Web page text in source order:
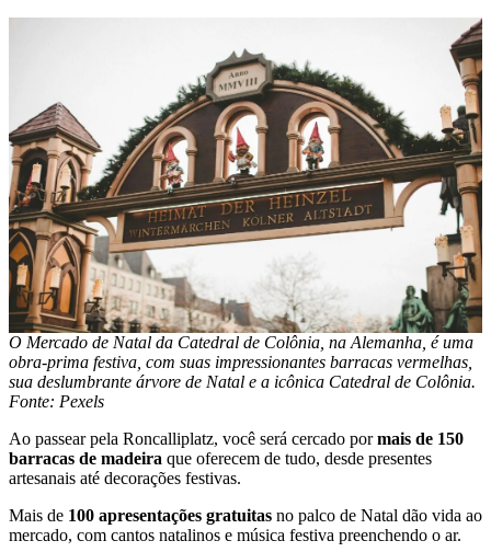
O Mercado de Natal da Catedral de Colônia, na Alemanha, é uma
obra-prima festiva, com suas impressionantes barracas vermelhas,
sua deslumbrante árvore de Natal e a icônica Catedral de Colônia.
Fonte: Pexels
Ao passear pela Roncalliplatz, você será cercado pormais de 150
barracas de madeira que oferecem de tudo, desde presentes
artesanais até decorações festivas.
Mais de 100 apresentações gratuitas no palco de Natal dão vida ao
mercado, com cantos natalinos e música festiva preenchendo o ar.